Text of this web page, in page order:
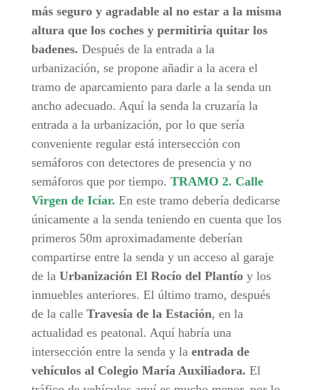
más seguro y agradable al no estar a la misma
altura que los coches y permitiría quitar los
badenes. Después de la entrada a la
urbanización, se propone añadir a la acera el
tramo de aparcamiento para darle a la senda un
ancho adecuado. Aquí la senda la cruzaría la
entrada a la urbanización, por lo que sería
conveniente regular está intersección con
semáforos con detectores de presencia y no
semáforos que por tiempo. TRAMO 2. Calle
Virgen de Icíar. En este tramo debería dedicarse
únicamente a la senda teniendo en cuenta que los
primeros 50m aproximadamente deberían
compartirse entre la senda y un acceso al garaje
de la Urbanización El Rocío del Plantíoy los
inmuebles anteriores. El último tramo, después
de la calle Travesía de la Estación, en la
actualidad es peatonal. Aquí habría una
intersección entre la senda y la entrada de
vehículos al Colegio María Auxiliadora. El